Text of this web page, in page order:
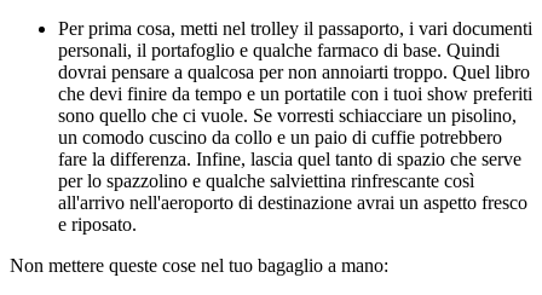
Per prima cosa, metti nel trolley il passaporto, i vari documenti
personali, il portafoglio e qualche farmaco di base. Quindi
dovrai pensare a qualcosa per non annoiarti troppo. Quel libro
che devi finire da tempo e un portatile con i tuoi show preferiti
sono quello che ci vuole. Se vorresti schiacciare un pisolino,
un comodo cuscino da collo e un paio di cuffie potrebbero
fare la differenza. Infine, lascia quel tanto di spazio che serve
per lo spazzolino e qualche salviettina rinfrescante così
all'arrivo nell'aeroporto di destinazione avrai un aspetto fresco
e riposato.
Non mettere queste cose nel tuo bagaglio a mano: